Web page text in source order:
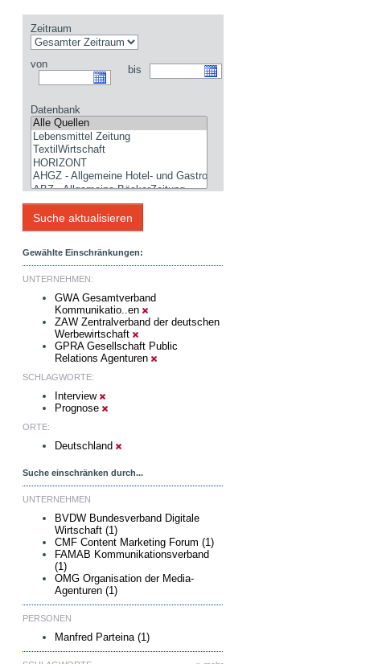
Zeitraum
von bis
Datenbank
Gewählte Einschränkungen:
UNTERNEHMEN:
GWA Gesamtverband
Kommunikatio..en
ZAW Zentralverband der deutschen
Werbewirtschaft
GPRA Gesellschaft Public
Relations Agenturen
SCHLAGWORTE:
Interview
Prognose
ORTE:
Deutschland
Suche einschränken durch...
UNTERNEHMEN
BVDW Bundesverband Digitale
Wirtschaft (1)
CMF Content Marketing Forum (1)
FAMAB Kommunikationsverband
(1)
OMG Organisation der Media-
Agenturen (1)
PERSONEN
Manfred Parteina (1)